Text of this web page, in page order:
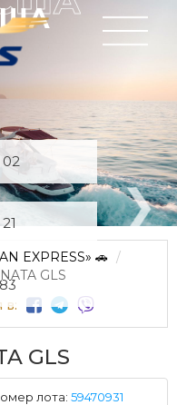
02
EXPRESS» 🚗
GLS
в:
GLS
лота: 59470931